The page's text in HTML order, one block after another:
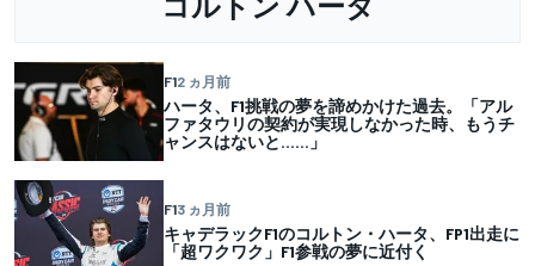
F12 ヵ月前
ハータ、F1挑戦の夢を諦めかけた過去。「アル
ファタウリの契約が実現しなかった時、もうチ
ャンスはないと……」
F13 ヵ月前
キャデラックF1のコルトン・ハータ、FP1出走に
「超ワクワク」F1参戦の夢に近付く